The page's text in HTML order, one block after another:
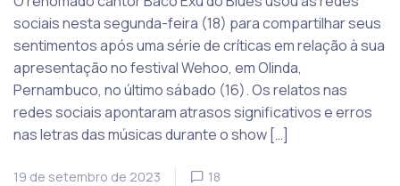
sociais nesta segunda-feira (18) para compartilhar seus
sentimentos após uma série de críticas em relação à sua
apresentação no festival Wehoo, em Olinda,
Pernambuco, no último sábado (16). Os relatos nas
redes sociais apontaram atrasos significativos e erros
nas letras das músicas durante o show […]
19 de setembro de 2023 18